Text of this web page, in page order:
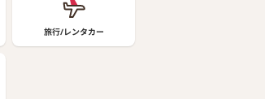
旅行/レンタカー